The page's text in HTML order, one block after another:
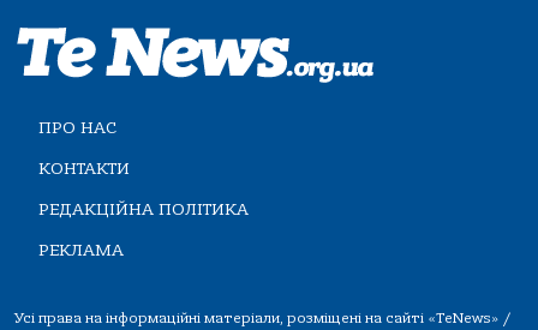
ПРО НАС
КОНТАКТИ
РЕДАКЦІЙНА ПОЛІТИКА
РЕКЛАМА
Усі права на інформаційні матеріали, розміщені на сайті «TeNews» /